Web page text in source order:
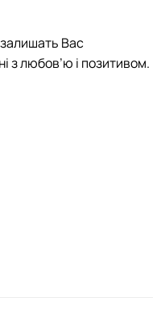
Вас
з любов’ю і позитивом.